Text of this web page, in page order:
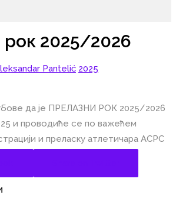
рок 2025/2026
Pantelić 2025
да је ПРЕЛАЗНИ РОК 2025/2026
и проводиће се по важећем
и преласку атлетичара АСРС